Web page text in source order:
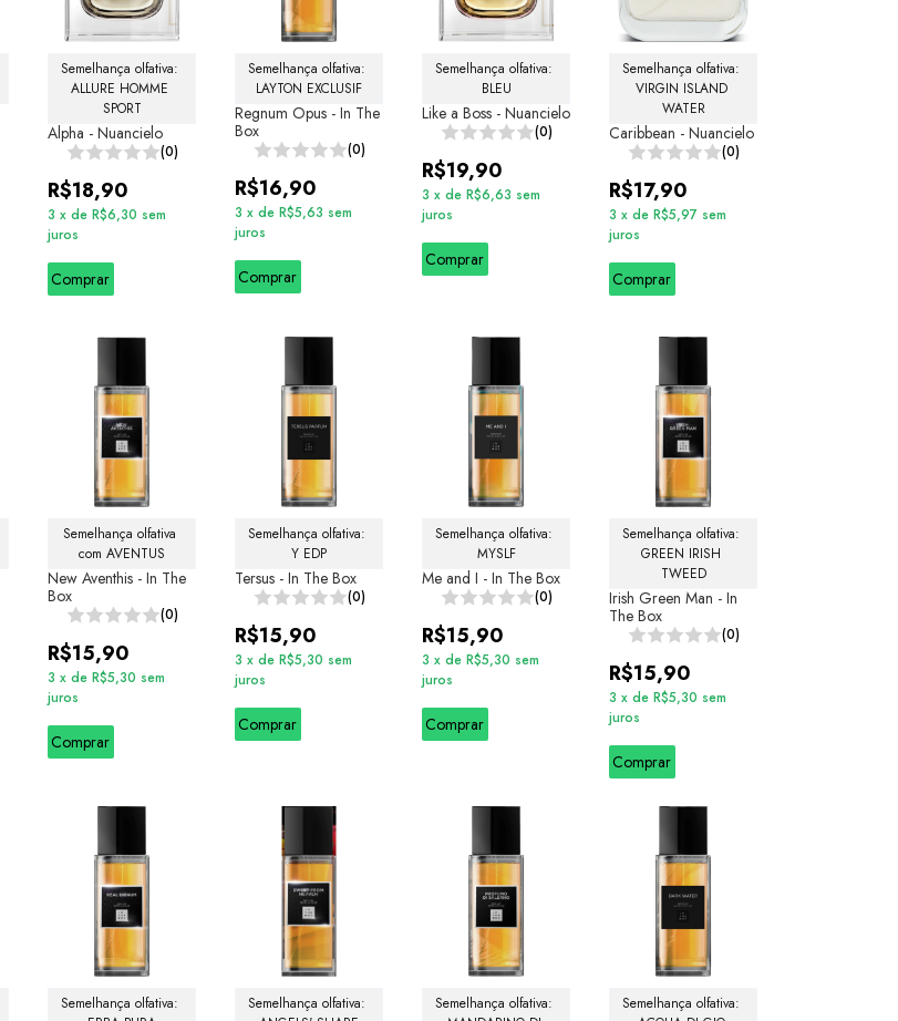
Semelhança olfativa:
ALLURE HOMME
SPORT
Alpha - Nuancielo
(0)
R$18,90
3 x de R$6,30 sem
juros
Comprar
Semelhança olfativa:
LAYTON EXCLUSIF
Regnum Opus - In The
Box
(0)
R$16,90
3 x de R$5,63 sem
juros
Comprar
Semelhança olfativa:
BLEU
Like a Boss - Nuancielo
(0)
R$19,90
3 x de R$6,63 sem
juros
Comprar
Semelhança olfativa:
VIRGIN ISLAND
WATER
Caribbean - Nuancielo
(0)
R$17,90
3 x de R$5,97 sem
juros
Comprar
Semelhança olfativa
com AVENTUS
New Aventhis - In The
Box
(0)
R$15,90
3 x de R$5,30 sem
juros
Comprar
Semelhança olfativa:
Y EDP
Tersus - In The Box
(0)
R$15,90
3 x de R$5,30 sem
juros
Comprar
Semelhança olfativa:
MYSLF
Me and I - In The Box
(0)
R$15,90
3 x de R$5,30 sem
juros
Comprar
Semelhança olfativa:
GREEN IRISH
TWEED
Irish Green Man - In
The Box
(0)
R$15,90
3 x de R$5,30 sem
juros
Comprar
Semelhança olfativa:
Semelhança olfativa:
Semelhança olfativa:
Semelhança olfativa: